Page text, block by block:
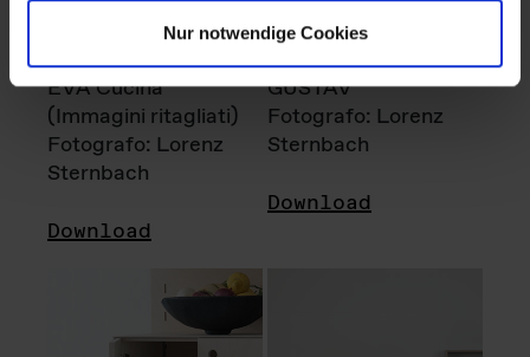
Nur notwendige Cookies
EVA Cucina
(Immagini ritagliati)
Fotografo: Lorenz
Sternbach
Download
GUSTAV
Fotografo: Lorenz
Sternbach
Download